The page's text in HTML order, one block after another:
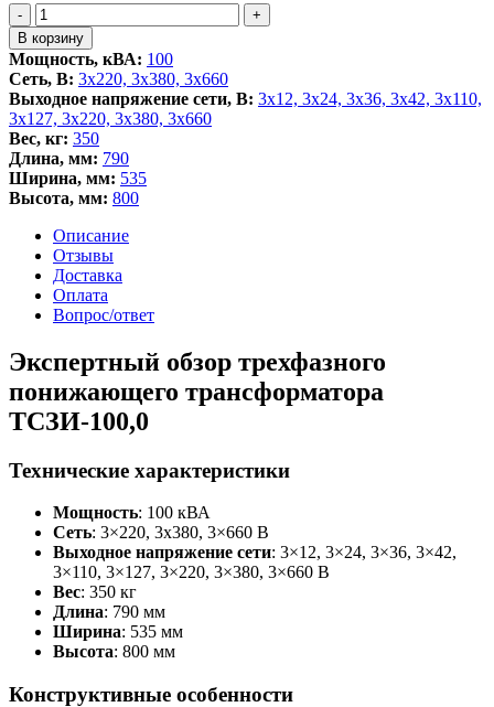
-
Количество
товара
Трехфазный
понижающий
трансформатор
ТСЗИ-100,0
+
В корзину
Мощность, кВА: 100
Сеть, В: 3x220, 3х380, 3x660
Выходное напряжение сети, В: 3x12, 3x24, 3x36, 3x42, 3x110,
3x127, 3x220, 3x380, 3x660
Вес, кг: 350
Длина, мм: 790
Ширина, мм: 535
Высота, мм: 800
Описание
Отзывы
Доставка
Оплата
Вопрос/ответ
Экспертный обзор трехфазного
понижающего трансформатора
ТСЗИ-100,0
Технические характеристики
Мощность: 100 кВА
Сеть: 3×220, 3х380, 3×660 В
Выходное напряжение сети: 3×12, 3×24, 3×36, 3×42,
3×110, 3×127, 3×220, 3×380, 3×660 В
Вес: 350 кг
Длина: 790 мм
Ширина: 535 мм
Высота: 800 мм
Конструктивные особенности